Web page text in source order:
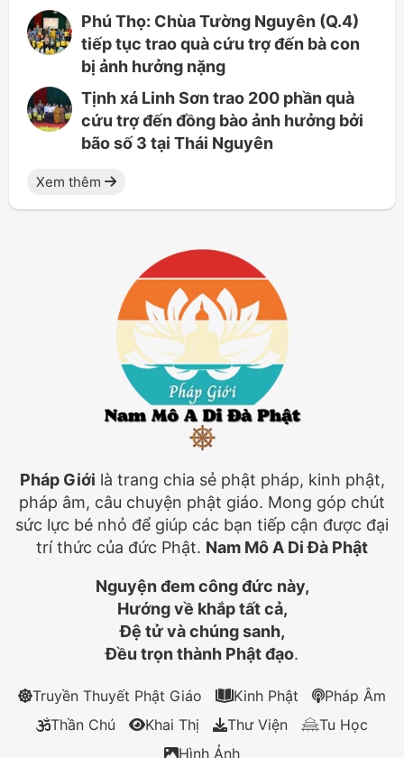
Phú Thọ: Chùa Tường Nguyên (Q.4)
tiếp tục trao quà cứu trợ đến bà con
bị ảnh hưởng nặng
Tịnh xá Linh Sơn trao 200 phần quà
cứu trợ đến đồng bào ảnh hưởng bởi
bão số 3 tại Thái Nguyên
Xem thêm
Pháp Giới là trang chia sẻ phật pháp, kinh phật,
pháp âm, câu chuyện phật giáo. Mong góp chút
sức lực bé nhỏ để giúp các bạn tiếp cận được đại
trí thức của đức Phật. Nam Mô A Di Đà Phật
Nguyện đem công đức này,
Hướng về khắp tất cả,
Đệ tử và chúng sanh,
Đều trọn thành Phật đạo.
Truyền Thuyết Phật Giáo Kinh Phật
Pháp Âm
Thần Chú
Khai Thị Thư Viện
Tu Học
Hình Ảnh